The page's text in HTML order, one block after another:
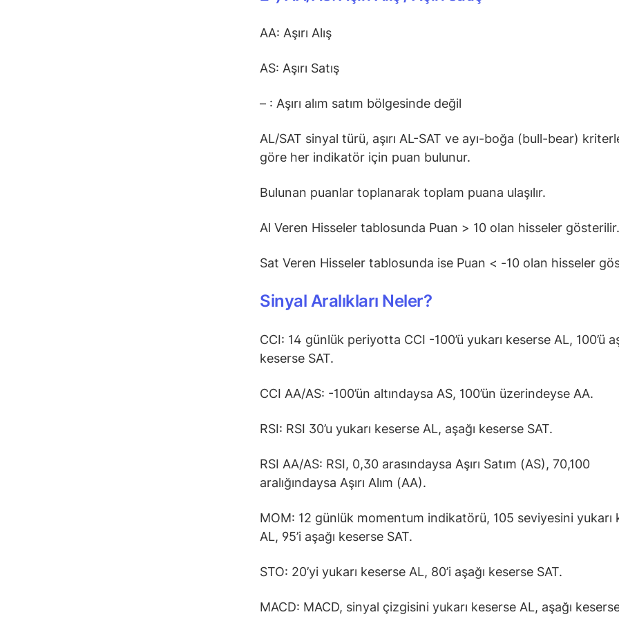
AA: Aşırı Alış
AS: Aşırı Satış
– : Aşırı alım satım bölgesinde değil
AL/SAT sinyal türü, aşırı AL-SAT ve ayı-boğa (bull-bear)
göre her indikatör için puan bulunur.
Bulunan puanlar toplanarak toplam puana ulaşılır.
Al Veren Hisseler tablosunda Puan > 10 olan hisseler gösterilir.
Sat Veren Hisseler tablosunda ise Puan < -10 olan hisseler
Sinyal Aralıkları Neler?
CCI: 14 günlük periyotta CCI -100’ü yukarı keserse AL, 100’ü
keserse SAT.
CCI AA/AS: -100’ün altındaysa AS, 100’ün üzerindeyse AA.
RSI: RSI 30’u yukarı keserse AL, aşağı keserse SAT.
RSI AA/AS: RSI, 0,30 arasındaysa Aşırı Satım (AS), 70,100
aralığındaysa Aşırı Alım (AA).
MOM: 12 günlük momentum indikatörü, 105 seviyesini yukarı
AL, 95’i aşağı keserse SAT.
STO: 20’yi yukarı keserse AL, 80’i aşağı keserse SAT.
MACD: MACD, sinyal çizgisini yukarı keserse AL, aşağı